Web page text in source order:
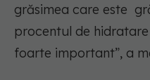
grăsimea care este
procentul de
foarte important”, a